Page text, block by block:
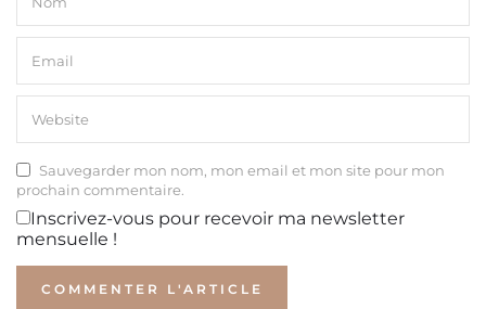
Sauvegarder mon nom, mon email et mon site pour mon
prochain commentaire.
Inscrivez-vous pour recevoir ma newsletter
mensuelle !